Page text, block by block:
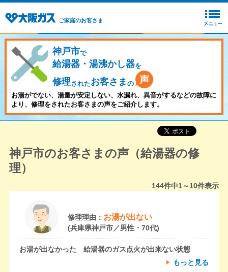
ご家庭のお客さま
神戸市で
給湯器・湯沸かし器を
修理されたお客さま の
お湯がでない、湯量が安定しない、水漏れ、異音がするなどの故障に
より、修理をされたお客さまの声をご紹介します。
神戸市のお客さまの声（給湯器の修
理）
144件中1～10件表示
修理理由： お湯が出ない
(兵庫県神戸市／男性・70代)
お湯が出なかった 給湯器のガス点火が出来ない状態
もっと見る